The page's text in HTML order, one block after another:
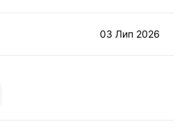
03 Лип 2026